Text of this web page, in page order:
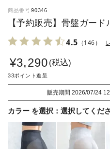
商品番号 90346
【予約販売】骨盤ガー
4.5 （146）
¥3,290 税込
33
販売期間 2026/07/24
カラー 選択してくだ